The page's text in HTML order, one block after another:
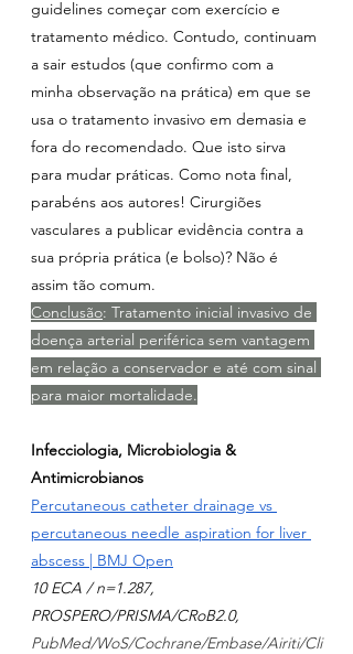
guidelines começar com exercício e
tratamento médico. Contudo, continuam
a sair estudos (que confirmo com a
minha observação na prática) em que se
usa o tratamento invasivo em demasia e
fora do recomendado. Que isto sirva
para mudar práticas. Como nota final,
parabéns aos autores! Cirurgiões
vasculares a publicar evidência contra a
sua própria prática (e bolso)? Não é
assim tão comum.
Conclusão: Tratamento inicial invasivo de
doença arterial periférica sem vantagem
em relação a conservador e até com sinal
para maior mortalidade.
Infecciologia, Microbiologia &
Antimicrobianos
Percutaneous catheter drainage vs
percutaneous needle aspiration for liver
abscess | BMJ Open
10 ECA / n=1.287,
PROSPERO/PRISMA/CRoB2.0,
PubMed/WoS/Cochrane/Embase/Airiti/Cli